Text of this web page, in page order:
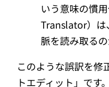
いう意味の慣
Translator）は
脈を読み取る
このような誤訳を修
トエディット」です。